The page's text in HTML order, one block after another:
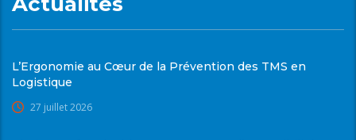
L’Ergonomie au Cœur de la Prévention des TMS en
Logistique
27 juillet 2026